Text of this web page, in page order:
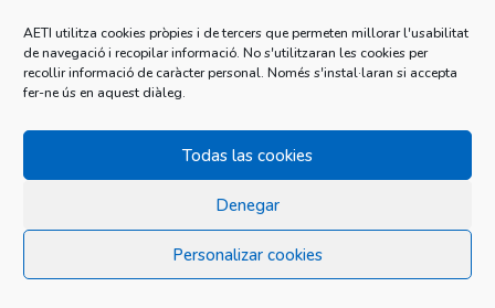
AETI utilitza cookies pròpies i de tercers que permeten millorar l'usabilitat
de navegació i recopilar informació. No s'utilitzaran les cookies per
recollir informació de caràcter personal. Només s'instal·laran si accepta
fer-ne ús en aquest diàleg.
Todas las cookies
Denegar
Personalizar cookies
Disseny web:Edorteam
© 2026. Edor Team Soft S.L. |
política de privacitat